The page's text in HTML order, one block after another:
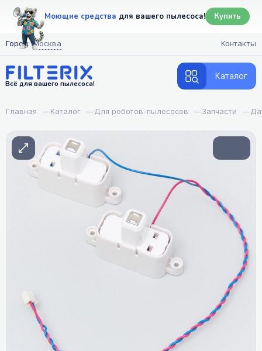
Моющие средства для вашего пылесоса! Купить
Город: Москва Контакты
Всё для вашего пылесоса!
Каталог
Главная —Каталог —Для роботов-пылесосов —Запчасти —